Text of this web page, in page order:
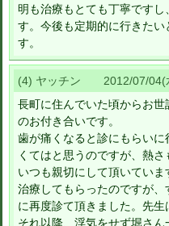
明も治療もとても丁寧です
す。今後も定期的に行きた
す。
(4) ヤッチン 2012/07/
長町に住んでいた頃からお
のお付き合いです。
歯が痛くなると診にもらい
くてはと思うのですが、熱
いつも親切にして頂いてい
治療してもらったのですが
に再度診て頂きました。先
それ以降、浮気をせず堀さん